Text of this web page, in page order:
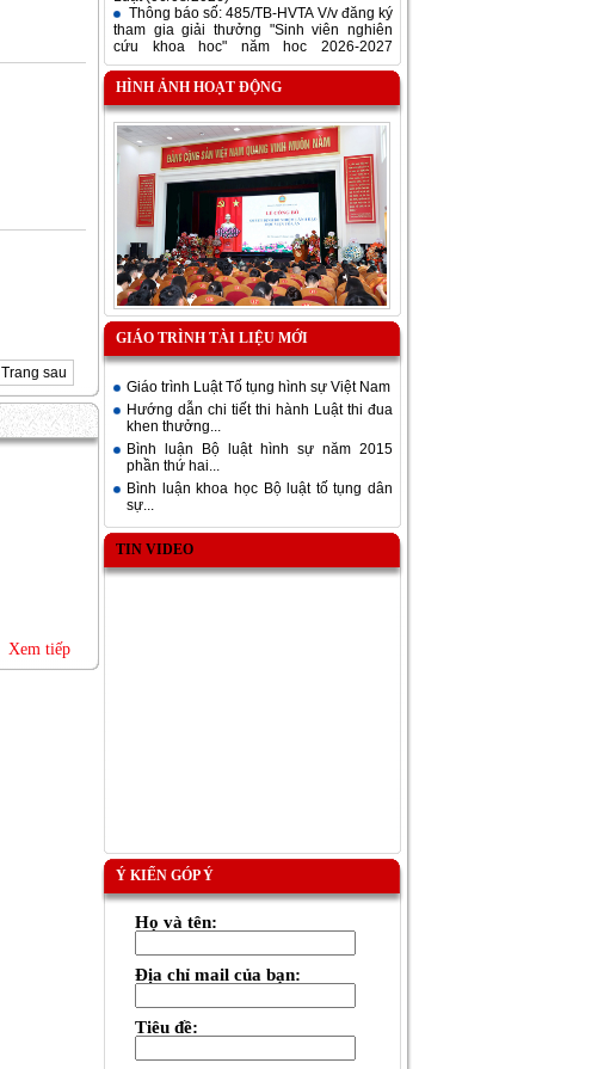
Trang sau
Xem tiếp
Thông báo số: 485/TB-HVTA V/v đăng ký
tham gia giải thưởng "Sinh viên nghiên
cứu khoa học" năm học 2026-2027
(05/08/2026)
Lịch học Học kì 1 năm học 2026-2027
Khóa 9 - Đại học hệ chính quy ngành Luật
(03/08/2026)
Lịch học Học kì 1 năm học 2026-2027
Khóa 8 - Đại học hệ chính quy ngành Luật
(03/08/2026)
HÌNH ẢNH HOẠT ĐỘNG
GIÁO TRÌNH TÀI LIỆU MỚI
Giáo trình Luật Tố tụng hình sự Việt Nam
Hướng dẫn chi tiết thi hành Luật thi đua
khen thưởng...
Bình luận Bộ luật hình sự năm 2015
phần thứ hai...
Bình luận khoa học Bộ luật tố tụng dân
sự...
TIN VIDEO
Ý KIẾN GÓP Ý
Họ và tên:
Địa chỉ mail của bạn:
Tiêu đề: